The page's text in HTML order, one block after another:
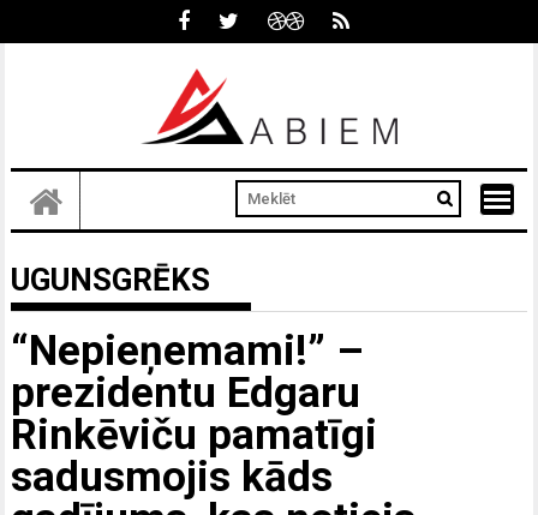
UGUNSGRĒKS
“Nepieņemami!” –
prezidentu Edgaru
Rinkēviču pamatīgi
sadusmojis kāds